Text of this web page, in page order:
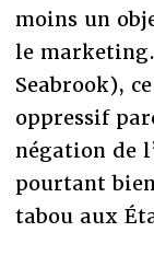
moins un
le
Seabrook),
oppressif
négation de
pourtant
tabou aux